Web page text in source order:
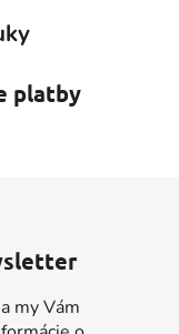
platby
my Vám